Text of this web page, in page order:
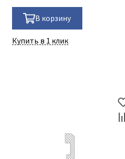
В корзину
Купить в 1 клик